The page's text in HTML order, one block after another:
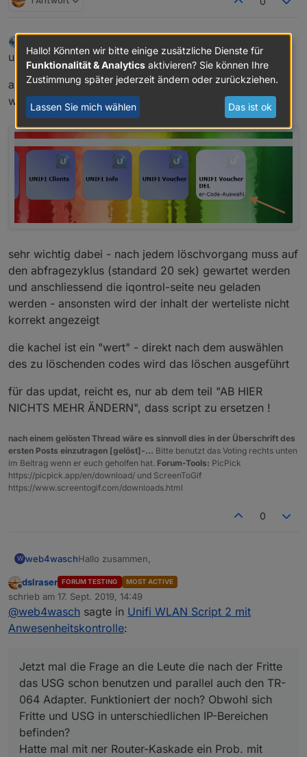
Offline zuletzt editiert von
update - für iqontroluser
ab jetzt können vouchers auch in iqontrol gelöscht
werden
sehr wichtig dabei - nach jedem löschvorgang muss auf
den abfragezyklus (standard 20 sek) gewartet werden
und anschliessend die iqontrol-seite neu geladen
werden - ansonsten wird der inhalt der werteliste nicht
korrekt angezeigt
die kachel ist ein "wert" - direkt nach dem auswählen
des zu löschenden codes wird das löschen ausgeführt
für das updat, reicht es, nur ab dem teil "AB HIER
NICHTS MEHR ÄNDERN", dass script zu ersetzen !
nach einem gelösten Thread wäre es sinnvoll dies in der Überschrift des
ersten Posts einzutragen [gelöst]-... Bitte benutzt das Voting rechts unten
im Beitrag wenn er euch geholfen hat. Forum-Tools: PicPick
https://picpick.app/en/download/ und ScreenToGif
https://www.screentogif.com/downloads.html
0
W web4waschHallo zusammen,
habe just auch auf unifi umgestellt (2xAP und
Switch), benutze noch für Dect & VOIP die Fritte
7590...
Habe das Thema mal mitverfolgt, da ja die States
aus der Fritte (Wlan) nicht mehr genutzt werden
können. Bei mir läuft noch der TR-064 Adapter
Alexa für eingehende Anrufe!
Momentan macht Routing die FritzBox und WLAN
die beiden AP's.... Anwesenheit geht über
Radar2.0... (Mobil, BT)
den TR-064 Adapter. Funktioniert der noch?
Obwohl sich Fritte und USG in unterschiedlichen
IP-Bereichen befinden?
Hatte mal mit ner Router-Kaskade ein Prob. mit
dem Adapter
Was ist noch zu beachten? doppeltes NAT an
USG ausschalten, routen in IP der USG etc.
Danke vorab, Script werde ich testen - sieht ja
Offline
dslraser FORUM TESTING MOST ACTIVE
schrieb am 17. Sept. 2019, 14:49
zuletzt editiert von
@web4wasch sagte in Unifi WLAN Script 2 mit
Anwesenheitskontrolle:
Jetzt mal die Frage an die Leute die nach der Fritte
das USG schon benutzen und parallel auch den TR-
064 Adapter. Funktioniert der noch? Obwohl sich
Fritte und USG in unterschiedlichen IP-Bereichen
befinden?
Hatte mal mit ner Router-Kaskade ein Prob. mit
Hallo! Könnten wir bitte einige zusätzliche Dienste für
Funktionalität & Analytics aktivieren? Sie können Ihre
Zustimmung später jederzeit ändern oder zurückziehen.
Lassen Sie mich wählen Das ist ok